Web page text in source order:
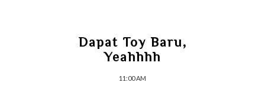
Dapat Toy Baru,
Yeahhhh
11:00 AM